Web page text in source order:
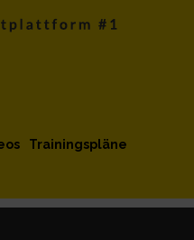
Trainingspläne